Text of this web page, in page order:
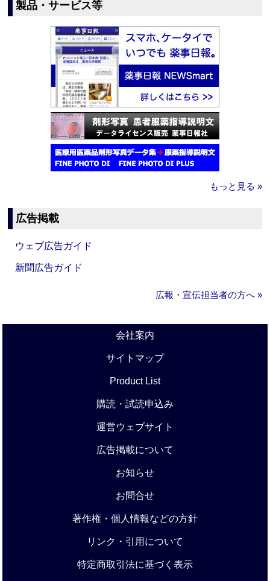
製品・サービス等
もっと見る »
広告掲載
ウェブ広告ガイド
新聞広告ガイド
広報・宣伝担当者の方へ »
会社案内
サイトマップ
Product List
購読・試読申込み
運営ウェブサイト
広告掲載について
お知らせ
お問合せ
著作権・個人情報などの方針
リンク・引用について
特定商取引法に基づく表示